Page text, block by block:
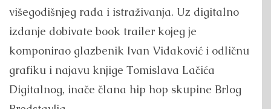
višegodišnjeg rada i istraživanja. Uz digitalno
izdanje dobivate book trailer kojeg je
komponirao glazbenik Ivan Vidaković i odličnu
grafiku i najavu knjige Tomislava Lačića
Digitalnog, inače člana hip hop skupine Brlog